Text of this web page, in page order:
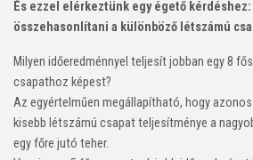
És ezzel elérkeztünk egy égető
összehasonlítani a különböző létszámú
Milyen időeredménnyel teljesít jobban egy 8
csapathoz képest?
Az egyértelműen megállapítható, hogy
kisebb létszámú csapat teljesítménye a
egy főre jutó teher.